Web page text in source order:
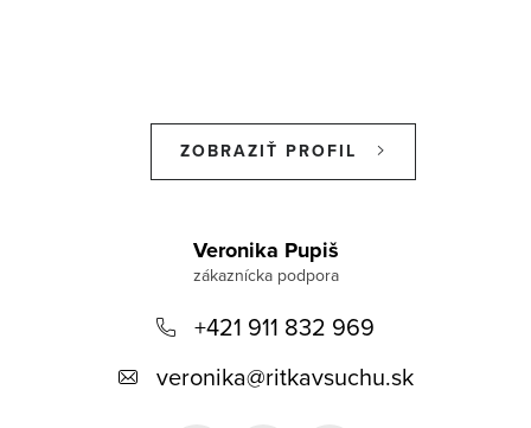
ZOBRAZIŤ PROFIL
Veronika Pupiš
+421 911 832 969
veronika@ritkavsuchu.sk